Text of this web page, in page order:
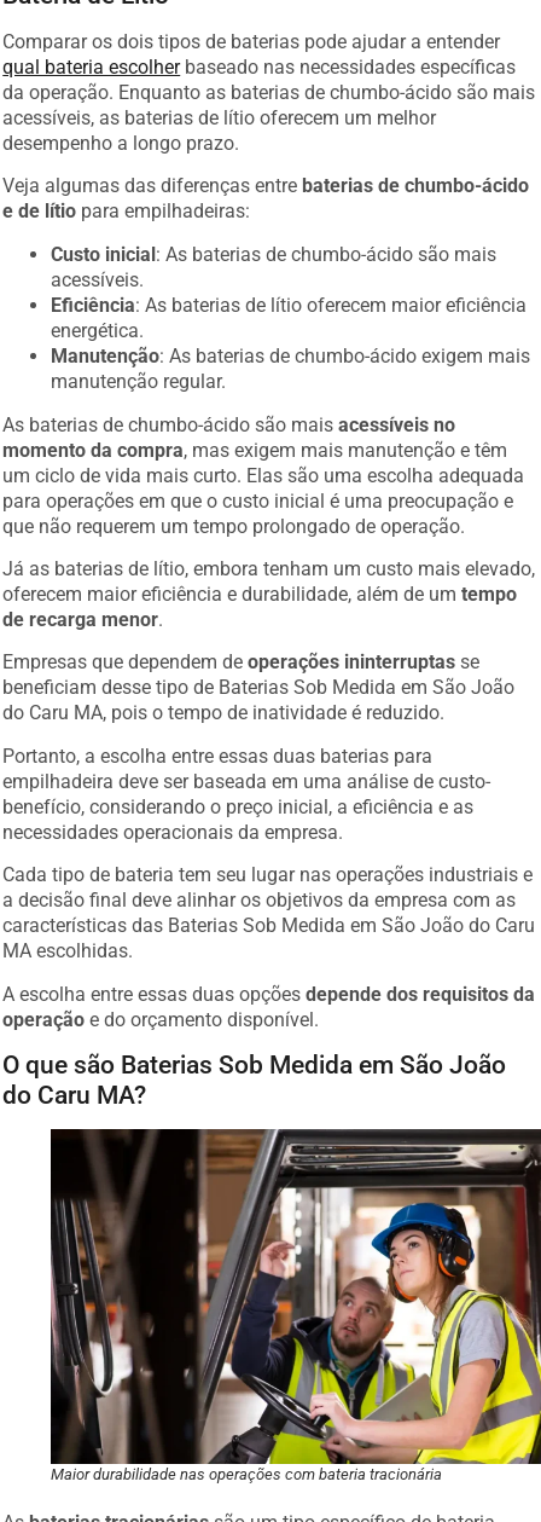
Comparar os dois tipos de baterias pode ajudar a entender
qual bateria escolherbaseado nas necessidades específicas
da operação. Enquanto as baterias de chumbo-ácido são mais
acessíveis, as baterias de lítio oferecem um melhor
desempenho a longo prazo.
Veja algumas das diferenças entre baterias de chumbo-ácido
e de lítio para empilhadeiras:
Custo inicial: As baterias de chumbo-ácido são mais
acessíveis.
Eficiência: As baterias de lítio oferecem maior eficiência
energética.
Manutenção: As baterias de chumbo-ácido exigem mais
manutenção regular.
As baterias de chumbo-ácido são maisacessíveis no
momento da compra, mas exigem mais manutenção e têm
um ciclo de vida mais curto. Elas são uma escolha adequada
para operações em que o custo inicial é uma preocupação e
que não requerem um tempo prolongado de operação.
Já as baterias de lítio, embora tenham um custo mais elevado,
oferecem maior eficiência e durabilidade, além de umtempo
de recarga menor.
Empresas que dependem deoperações ininterruptas se
beneficiam desse tipo de Baterias Sob Medida em São João
do Caru MA, pois o tempo de inatividade é reduzido.
Portanto, a escolha entre essas duas baterias para
empilhadeira deve ser baseada em uma análise de custo-
benefício, considerando o preço inicial, a eficiência e as
necessidades operacionais da empresa.
Cada tipo de bateria tem seu lugar nas operações industriais e
a decisão final deve alinhar os objetivos da empresa com as
características das Baterias Sob Medida em São João do Caru
MA escolhidas.
A escolha entre essas duas opçõesdepende dos requisitos da
operação e do orçamento disponível.
O que são Baterias Sob Medida em São João
do Caru MA?
Maior durabilidade nas operações com bateria tracionária